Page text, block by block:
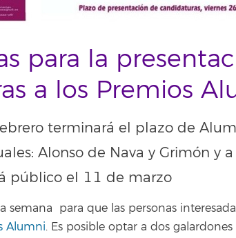
para la
a los Premios
terminará el plazo de
Alonso de Nava y Grimón y
público el 11 de marzo
semana para que las personas
Alumni. Es posible optar a dos